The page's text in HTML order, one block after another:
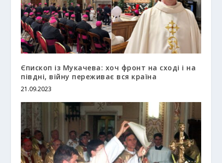
Єпископ із Мукачева: хоч фронт на сході і на
півдні, війну переживає вся країна
21.09.2023